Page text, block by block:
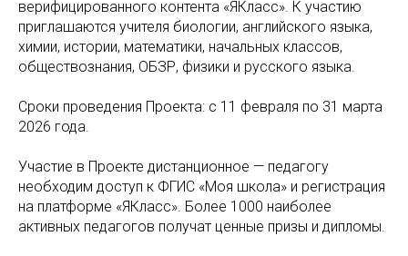
верифицированного контента «ЯКласс». К участию
приглашаются учителя биологии, английского языка,
химии, истории, математики, начальных классов,
обществознания, ОБЗР, физики и русского языка.
Сроки проведения Проекта: с 11 февраля по 31 марта
2026 года.
Участие в Проекте дистанционное — педагогу
необходим доступ к ФГИС «Моя школа» и регистрация
на платформе «ЯКласс». Более 1000 наиболее
активных педагогов получат ценные призы и дипломы.